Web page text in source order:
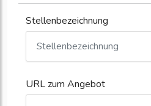
Stellenbezeichnung
URL zum Angebot